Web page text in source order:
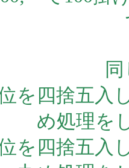
を四捨五入
め処理を
を四捨五入